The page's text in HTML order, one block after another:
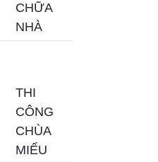
CHỮA
NHÀ
THI
CÔNG
CHÙA
MIẾU